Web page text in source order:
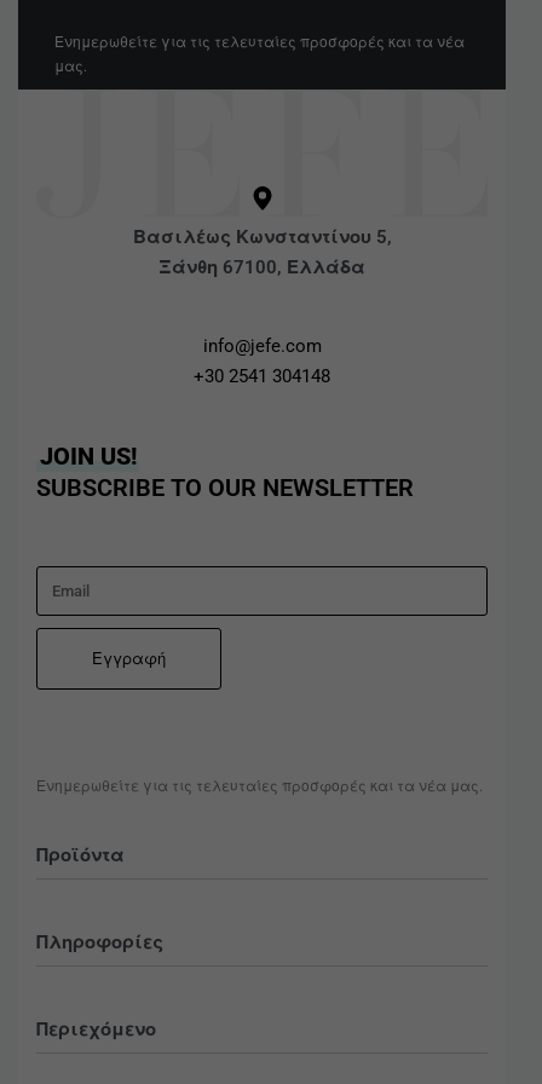
Ενημερωθείτε για τις τελευταίες προσφορές και τα νέα
μας.
Βασιλέως Κωνσταντίνου 5,
Ξάνθη 67100, Ελλάδα
info@jefe.com
+30 2541 304148
Προϊόντα
Ανδρικά
Πληροφορίες
Ασφάλεια Συναλλαγών
Περιεχόμενο
JOIN US!
SUBSCRIBE TO OUR NEWSLETTER
Ενημερωθείτε για τις τελευταίες προσφορές και τα νέα μας.